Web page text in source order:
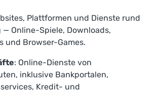
Plattformen und Dienste rund
— Online-Spiele, Downloads,
und Browser-Games.
: Online-Dienste von
inklusive Bankportalen,
Kredit- und